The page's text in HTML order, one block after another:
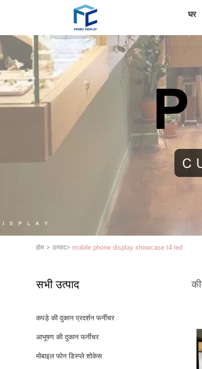
घर
होम > उत्पाद> mobile phone display showcase t4 led
सभी उत्पाद
कपड़े की दुकान प्रदर्शन फर्नीचर
आभूषण की दुकान फर्नीचर
मोबाइल फोन डिस्प्ले शोकेस